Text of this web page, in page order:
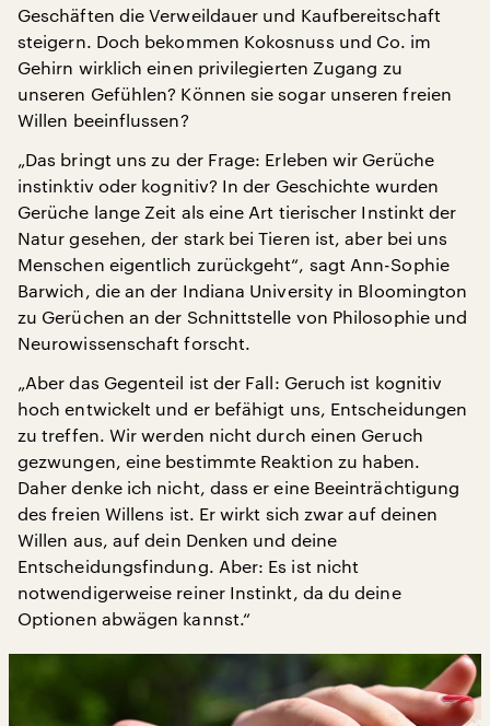
Geschäften die Verweildauer und Kaufbereitschaft
steigern. Doch bekommen Kokosnuss und Co. im
Gehirn wirklich einen privilegierten Zugang zu
unseren Gefühlen? Können sie sogar unseren freien
Willen beeinflussen?
„Das bringt uns zu der Frage: Erleben wir Gerüche
instinktiv oder kognitiv? In der Geschichte wurden
Gerüche lange Zeit als eine Art tierischer Instinkt der
Natur gesehen, der stark bei Tieren ist, aber bei uns
Menschen eigentlich zurückgeht“, sagt Ann-Sophie
Barwich, die an der Indiana University in Bloomington
zu Gerüchen an der Schnittstelle von Philosophie und
Neurowissenschaft forscht.
„Aber das Gegenteil ist der Fall: Geruch ist kognitiv
hoch entwickelt und er befähigt uns, Entscheidungen
zu treffen. Wir werden nicht durch einen Geruch
gezwungen, eine bestimmte Reaktion zu haben.
Daher denke ich nicht, dass er eine Beeinträchtigung
des freien Willens ist. Er wirkt sich zwar auf deinen
Willen aus, auf dein Denken und deine
Entscheidungsfindung. Aber: Es ist nicht
notwendigerweise reiner Instinkt, da du deine
Optionen abwägen kannst.“